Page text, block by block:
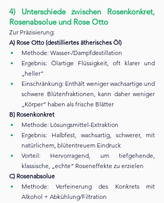
4) Unterschiede zwischen Rosenkonkret,
Rosenabsolue und Rose Otto
Zur Präzisierung:
A) Rose Otto (destilliertes ätherisches Öl)
Methode: Wasser-/Dampfdestillation
Ergebnis: Ölartige Flüssigkeit, oft klarer und
„heller“
Einschränkung: Enthält weniger wachsartige und
schwere Blütenfraktionen, kann daher weniger
„Körper“ haben als frische Blätter
B) Rosenkonkret
Methode: Lösungsmittel-Extraktion
Ergebnis: Halbfest, wachsartig, schwerer, mit
natürlichem, blütentreuem Eindruck
Vorteil: Hervorragend, um tiefgehende,
klassische, „echte“ Roseneffekte zu erzielen
C) Rosenabsolue
Methode: Verfeinerung des Konkrets mit
Alkohol + Abkühlung/Filtration